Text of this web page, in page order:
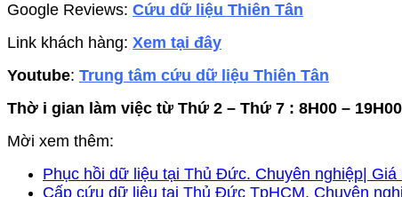
Google Reviews: Cứu dữ liệu Thiên Tân
Link khách hàng: Xem tại đây
Youtube: Trung tâm cứu dữ liệu Thiên Tân
Thờ i gian làm việc từ Thứ 2 – Thứ 7 : 8H00 – 19H00
Mời xem thêm:
Phục hồi dữ liệu tại Thủ Đức. Chuyên nghiệp|
Cấp cứu dữ liệu tại Thủ Đức TpHCM. Chuyên